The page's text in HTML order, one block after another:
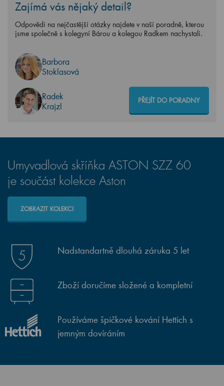
Zajímá vás nějaký detail?
Odpovědi na nejčastější otázky najdete v naší poradně, kterou
jsme společně s kolegyní Bárou a kolegou Radkem nachystali.
Barbora
Stoklasová
Radek
Krajzl
PŘEJÍT DO PORADNY
Umyvadlová skříňka ASTON SZZ 60
je součást kolekce Aston
ZOBRAZIT KOLEKCI
Nadstandartně dlouhá záruka 5 let
Zboží doručíme složené a kompletní
Používáme špičkové kování Hettich s
jemným dovíráním